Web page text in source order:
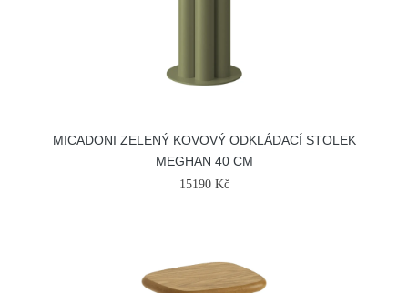
MICADONI ZELENÝ KOVOVÝ ODKLÁDACÍ STOLEK
MEGHAN 40 CM
15190 Kč